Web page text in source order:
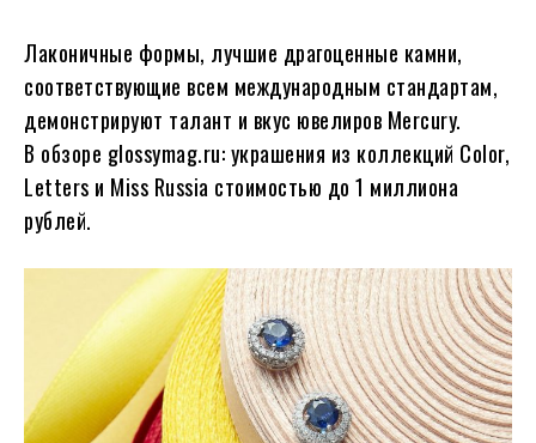
Лаконичные формы, лучшие драгоценные камни,
соответствующие всем международным стандартам,
демонстрируют талант и вкус ювелиров Mercury.
В обзоре glossymag.ru: украшения из коллекций Color,
Letters и Miss Russia стоимостью до 1 миллиона
рублей.